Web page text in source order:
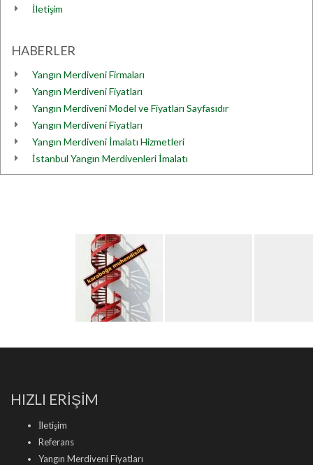
İletişim
HABERLER
Yangın Merdiveni Firmaları
Yangın Merdiveni Fiyatları
Yangın Merdiveni Model ve Fiyatları Sayfasıdır
Yangın Merdiveni Fiyatları
Yangın Merdiveni İmalatı Hizmetleri
İstanbul Yangın Merdivenleri İmalatı
HIZLI ERİŞİM
İletişim
Referans
Yangın Merdiveni Fiyatları